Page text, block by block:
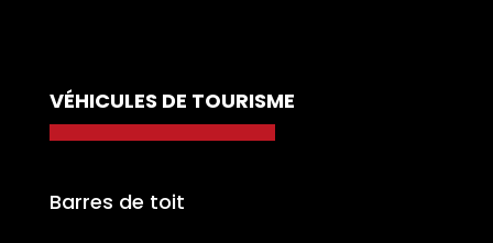
VÉHICULES DE TOURISME
Barres de toit